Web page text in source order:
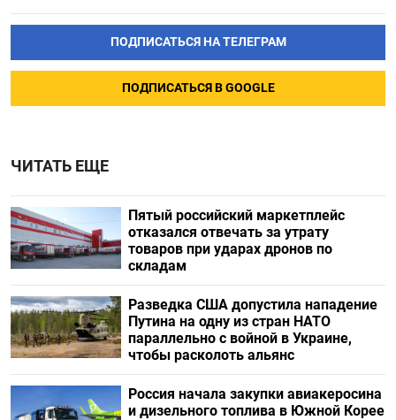
ПОДПИСАТЬСЯ НА ТЕЛЕГРАМ
ПОДПИСАТЬСЯ В GOOGLE
ЧИТАТЬ ЕЩЕ
Пятый российский маркетплейс
отказался отвечать за утрату
товаров при ударах дронов по
складам
Разведка США допустила нападение
Путина на одну из стран НАТО
параллельно с войной в Украине,
чтобы расколоть альянс
Россия начала закупки авиакеросина
и дизельного топлива в Южной Корее